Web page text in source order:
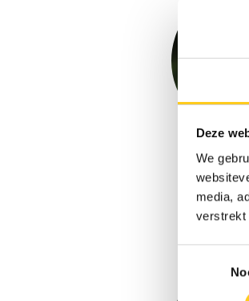
Deze
We
media,
verstrekt
Founder &